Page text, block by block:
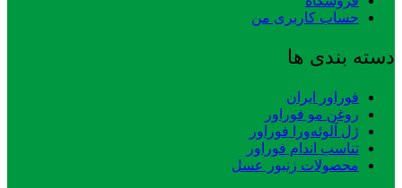
حساب کاربری من
دسته بندی ها
فوراور ایران
روغن مو فوراور
ژل آلوئه‌ورا فوراور
تناسب اندام فوراور
محصولات زنبور عسل